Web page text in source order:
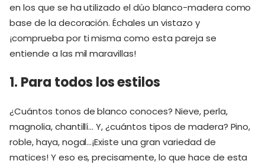
en los que se ha utilizado el dúo blanco-madera como
base de la decoración. Échales un vistazo y
¡comprueba por ti misma como esta pareja se
entiende a las mil maravillas!
1. Para todos los estilos
¿Cuántos tonos de blanco conoces? Nieve, perla,
magnolia, chantillí… Y, ¿cuántos tipos de madera? Pino,
roble, haya, nogal…¡Existe una gran variedad de
matices! Y eso es, precisamente, lo que hace de esta